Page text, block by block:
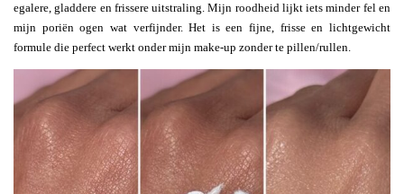
egalere, gladdere en frissere uitstraling. Mijn roodheid lijkt iets minder fel en
mijn poriën ogen wat verfijnder. Het is een fijne, frisse en lichtgewicht
formule die perfect werkt onder mijn make-up zonder te pillen/rullen.